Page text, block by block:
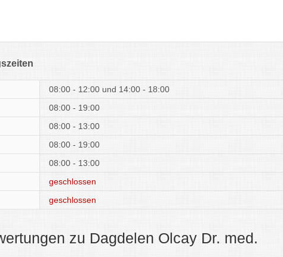
08:00 - 12:00
14:00 - 18:00
08:00 - 19:00
08:00 - 13:00
08:00 - 19:00
08:00 - 13:00
geschlossen
geschlossen
zu Dagdelen Olcay Dr. med.